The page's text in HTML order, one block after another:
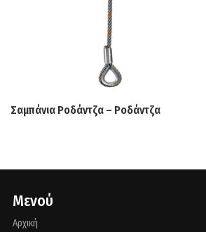
Σαμπάνια Ροδάντζα – Ροδάντζα
Μενού
Αρχική